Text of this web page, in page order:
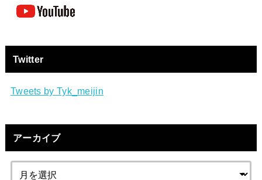
Twitter
Tweets by Tyk_meijin
アーカイブ